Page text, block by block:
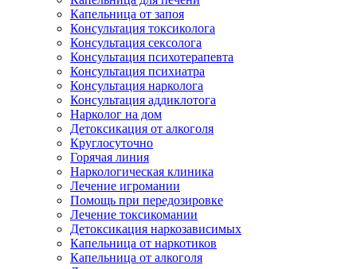
Капельница от запоя
Консультация токсиколога
Консультация сексолога
Консультация психотерапевта
Консультация психиатра
Консультация нарколога
Консультация аддиклотога
Нарколог на дом
Детоксикация от алкоголя
Круглосуточно
Горячая линия
Наркологическая клиника
Лечение игромании
Помощь при передозировке
Лечение токсикомании
Детоксикация наркозависимых
Капельница от наркотиков
Капельница от алкоголя